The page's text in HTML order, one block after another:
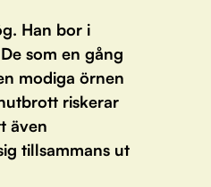
Han bor i
som en gång
modiga örnen
riskerar
även
tillsammans ut